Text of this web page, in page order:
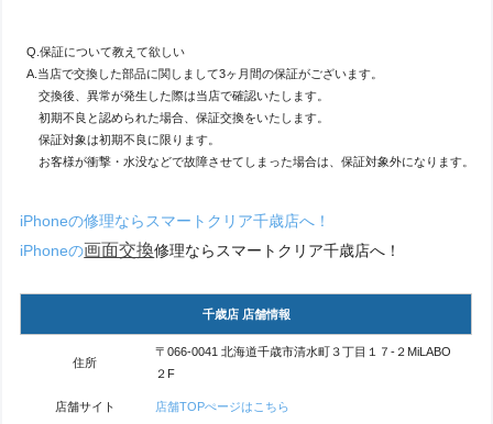
Q.保証について教えて欲しい
A.当店で交換した部品に関しまして3ヶ月間の保証がございます。
交換後、異常が発生した際は当店で確認いたします。
初期不良と認められた場合、保証交換をいたします。
保証対象は初期不良に限ります。
お客様が衝撃・水没などで故障させてしまった場合は、保証対象外になります。
iPhoneの修理ならスマートクリア千歳店へ！
iPhoneの画面交換修理ならスマートクリア千歳店へ！
千歳店 店舗情報
住所
〒066-0041 北海道千歳市清水町３丁目１７-２MiLABO
２F
店舗サイト 店舗TOPぺージはこちら